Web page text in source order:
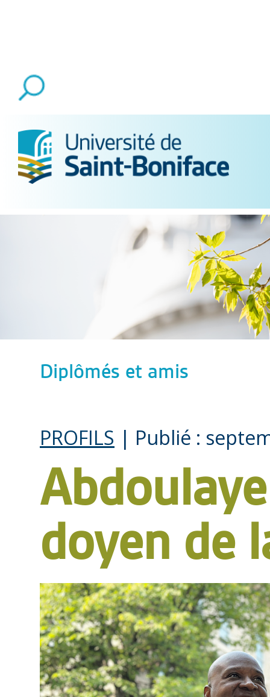
Diplômés et amis
PROFILS | Publié :
doyen de